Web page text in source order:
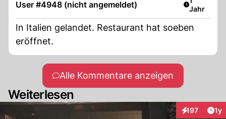
User #4948 (nicht angemeldet)
Jahr
In Italien gelandet. Restaurant hat soeben
eröffnet.
Alle Kommentare anzeigen
Weiterlesen
197
Interaktionen
1y